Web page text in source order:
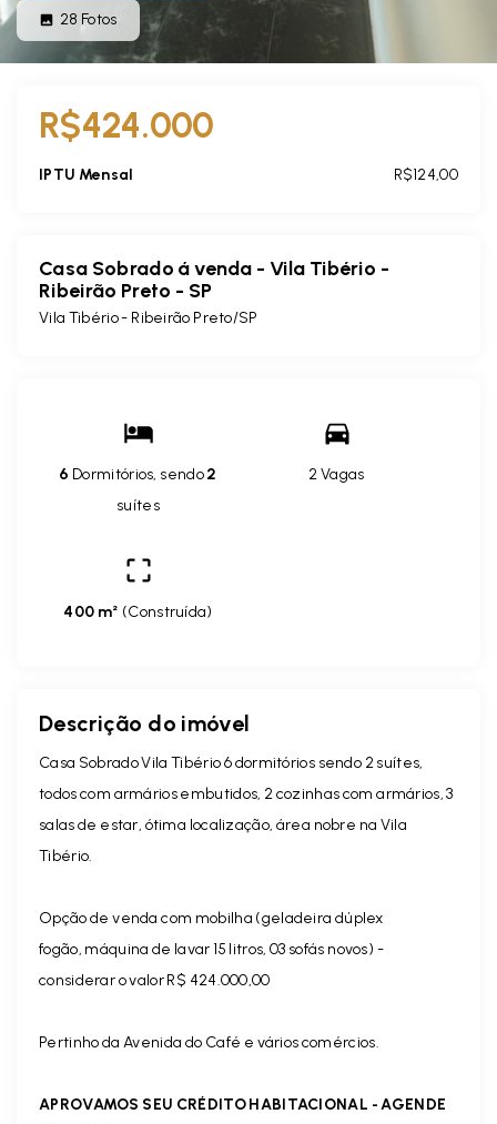
28 Fotos
R$424.000
IPTU Mensal R$124,00
Casa Sobrado á venda - Vila Tibério -
Ribeirão Preto - SP
Vila Tibério - Ribeirão Preto/SP
6 Dormitórios, sendo2
suítes
2 Vagas
400 m² (Construída)
Descrição do imóvel
Casa Sobrado Vila Tibério 6 dormitórios sendo 2 suítes,
todos com armários embutidos, 2 cozinhas com armários, 3
salas de estar, ótima localização, área nobre na Vila
Tibério.
Opção de venda com mobilha (geladeira dúplex
fogão, máquina de lavar 15 litros, 03 sofás novos) -
considerar o valor R$ 424.000,00
Pertinho da Avenida do Café e vários comércios.
APROVAMOS SEU CRÉDITO HABITACIONAL - AGENDE